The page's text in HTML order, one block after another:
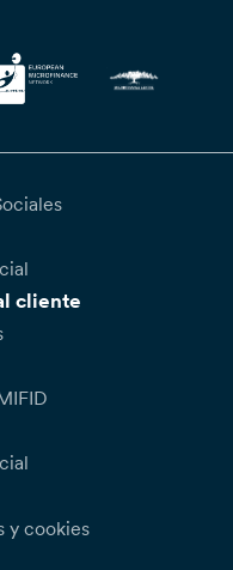
cliente
y cookies